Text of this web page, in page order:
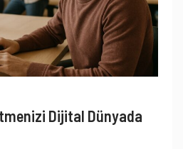
Dijital Dünyada